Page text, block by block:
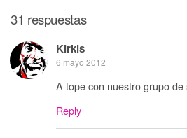
31 respuestas
Kirkis
6 mayo 2012
A tope con nuestro grupo de
Reply